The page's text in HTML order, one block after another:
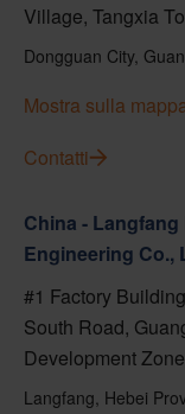
Village, Tangxia
Dongguan City,
Mostra sulla
Contatti
China -
Engineering Co.,
#1 Factory
South Road,
Development Zone
Langfang, Hebei